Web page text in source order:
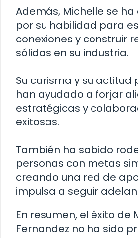
Además, Michelle se
por su habilidad para
conexiones y construir
sólidas en su industria.
Su carisma y su actitud
han ayudado a forjar
estratégicas y
exitosas.
También ha sabido
personas con metas
creando una red de
impulsa a seguir
En resumen, el éxito de
Fernandez no ha sido